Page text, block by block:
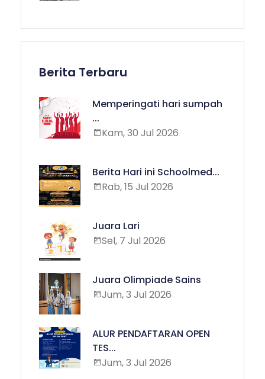
Berita Terbaru
Memperingati hari sumpah
...
Kam, 30 Jul 2026
Berita Hari ini Schoolmed...
Rab, 15 Jul 2026
Juara Lari
Sel, 7 Jul 2026
Juara Olimpiade Sains
Jum, 3 Jul 2026
ALUR PENDAFTARAN OPEN
TES...
Jum, 3 Jul 2026